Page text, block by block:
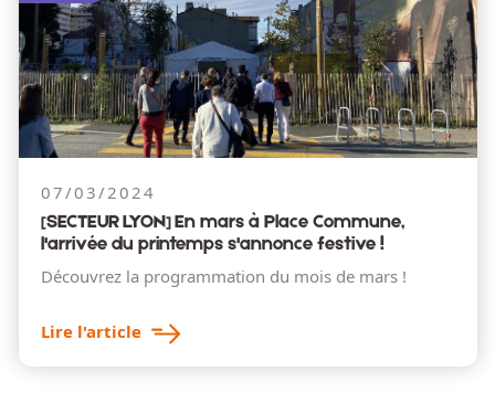
07/03/2024
[SECTEUR LYON] En mars à Place Commune,
l'arrivée du printemps s'annonce festive !
Découvrez la programmation du mois de mars !
Lire l'article